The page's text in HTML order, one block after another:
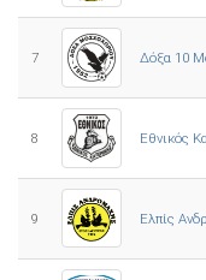
7 Δόξα 10
8 Εθνικός
9 Ελπίς